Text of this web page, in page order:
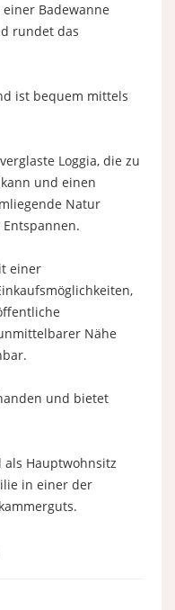
Badewanne
rundet das
ist bequem mittels
Loggia, die zu
und einen
Natur
einer
Nähe
und bietet
als Hauptwohnsitz
in einer der